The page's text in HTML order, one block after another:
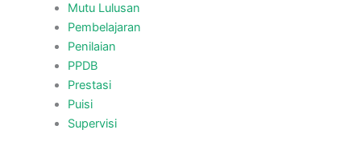
Mutu Lulusan
Pembelajaran
Penilaian
PPDB
Prestasi
Puisi
Supervisi